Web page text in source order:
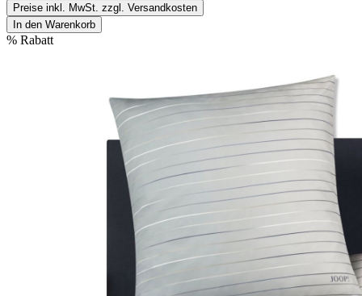
Preise inkl. MwSt. zzgl. Versandkosten
In den Warenkorb
% Rabatt